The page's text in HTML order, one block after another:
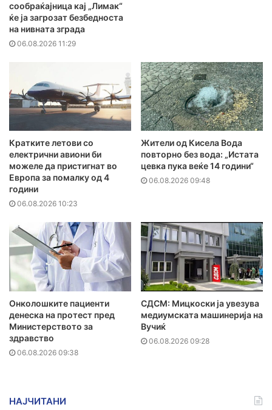
сообраќајница кај „Лимак“
ќе ја загрозат безбедноста
на нивната зграда
06.08.2026 11:29
Кратките летови со
електрични авиони би
можеле да пристигнат во
Европа за помалку од 4
години
06.08.2026 10:23
Жители од Кисела Вода
повторно без вода: „Истата
цевка пука веќе 14 години“
06.08.2026 09:48
Онколошките пациенти
денеска на протест пред
Министерството за
здравство
06.08.2026 09:38
СДСМ: Мицкоски ја увезува
медиумската машинерија на
Вучиќ
06.08.2026 09:28
НАЈЧИТАНИ